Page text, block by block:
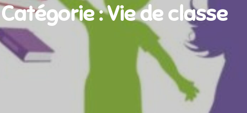
Catégorie :Vie de classe